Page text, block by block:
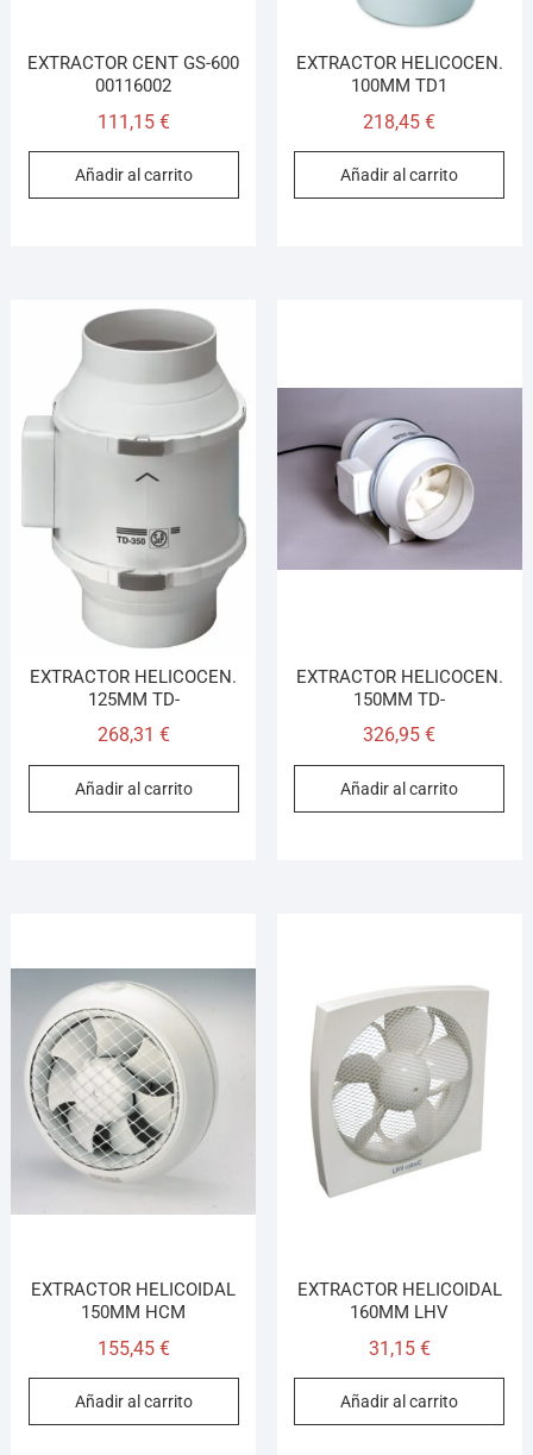
EXTRACTOR CENT GS-600
00116002
111,15 €
Añadir al carrito
EXTRACTOR HELICOCEN.
100MM TD1
218,45€
Añadir al carrito
EXTRACTOR HELICOCEN.
125MM TD-
268,31 €
Añadir al carrito
EXTRACTOR HELICOCEN.
150MM TD-
326,95€
Añadir al carrito
EXTRACTOR HELICOIDAL
150MM HCM
155,45 €
Añadir al carrito
EXTRACTOR HELICOIDAL
160MM LHV
31,15 €
Añadir al carrito